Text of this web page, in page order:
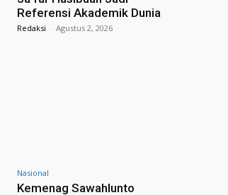
Referensi Akademik Dunia
Redaksi - Agustus 2, 2026
Nasional
Kemenag Sawahlunto